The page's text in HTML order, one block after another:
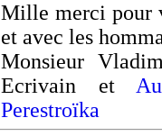
Mille merci pour
et avec les
Monsieur
Ecrivain et
Perestroïka